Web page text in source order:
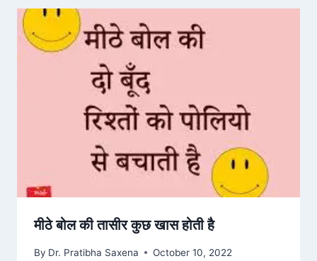
मीठे बोल की तासीर कुछ खास होती है
By Dr. Pratibha Saxena October 10, 2022